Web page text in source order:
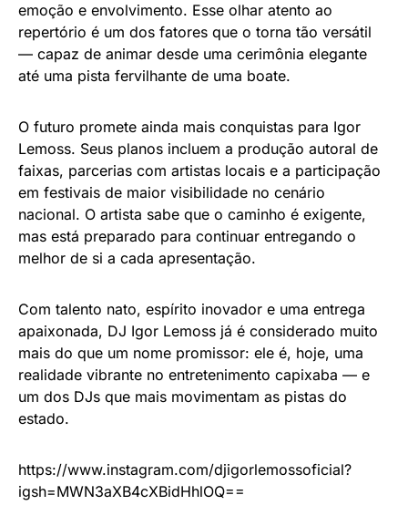
emoção e envolvimento. Esse olhar atento ao
repertório é um dos fatores que o torna tão versátil
— capaz de animar desde uma cerimônia elegante
até uma pista fervilhante de uma boate.
O futuro promete ainda mais conquistas para Igor
Lemoss. Seus planos incluem a produção autoral de
faixas, parcerias com artistas locais e a participação
em festivais de maior visibilidade no cenário
nacional. O artista sabe que o caminho é exigente,
mas está preparado para continuar entregando o
melhor de si a cada apresentação.
Com talento nato, espírito inovador e uma entrega
apaixonada, DJ Igor Lemoss já é considerado muito
mais do que um nome promissor: ele é, hoje, uma
realidade vibrante no entretenimento capixaba — e
um dos DJs que mais movimentam as pistas do
estado.
https://www.instagram.com/djigorlemossoficial?
igsh=MWN3aXB4cXBidHhlOQ==